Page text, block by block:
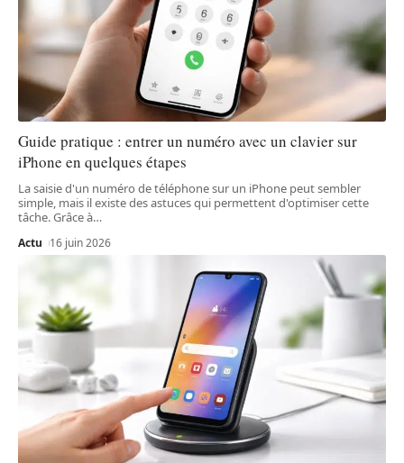
Guide pratique : entrer un numéro avec un clavier sur
iPhone en quelques étapes
La saisie d'un numéro de téléphone sur un iPhone peut sembler
simple, mais il existe des astuces qui permettent d'optimiser cette
tâche. Grâce à…
Actu 16 juin 2026